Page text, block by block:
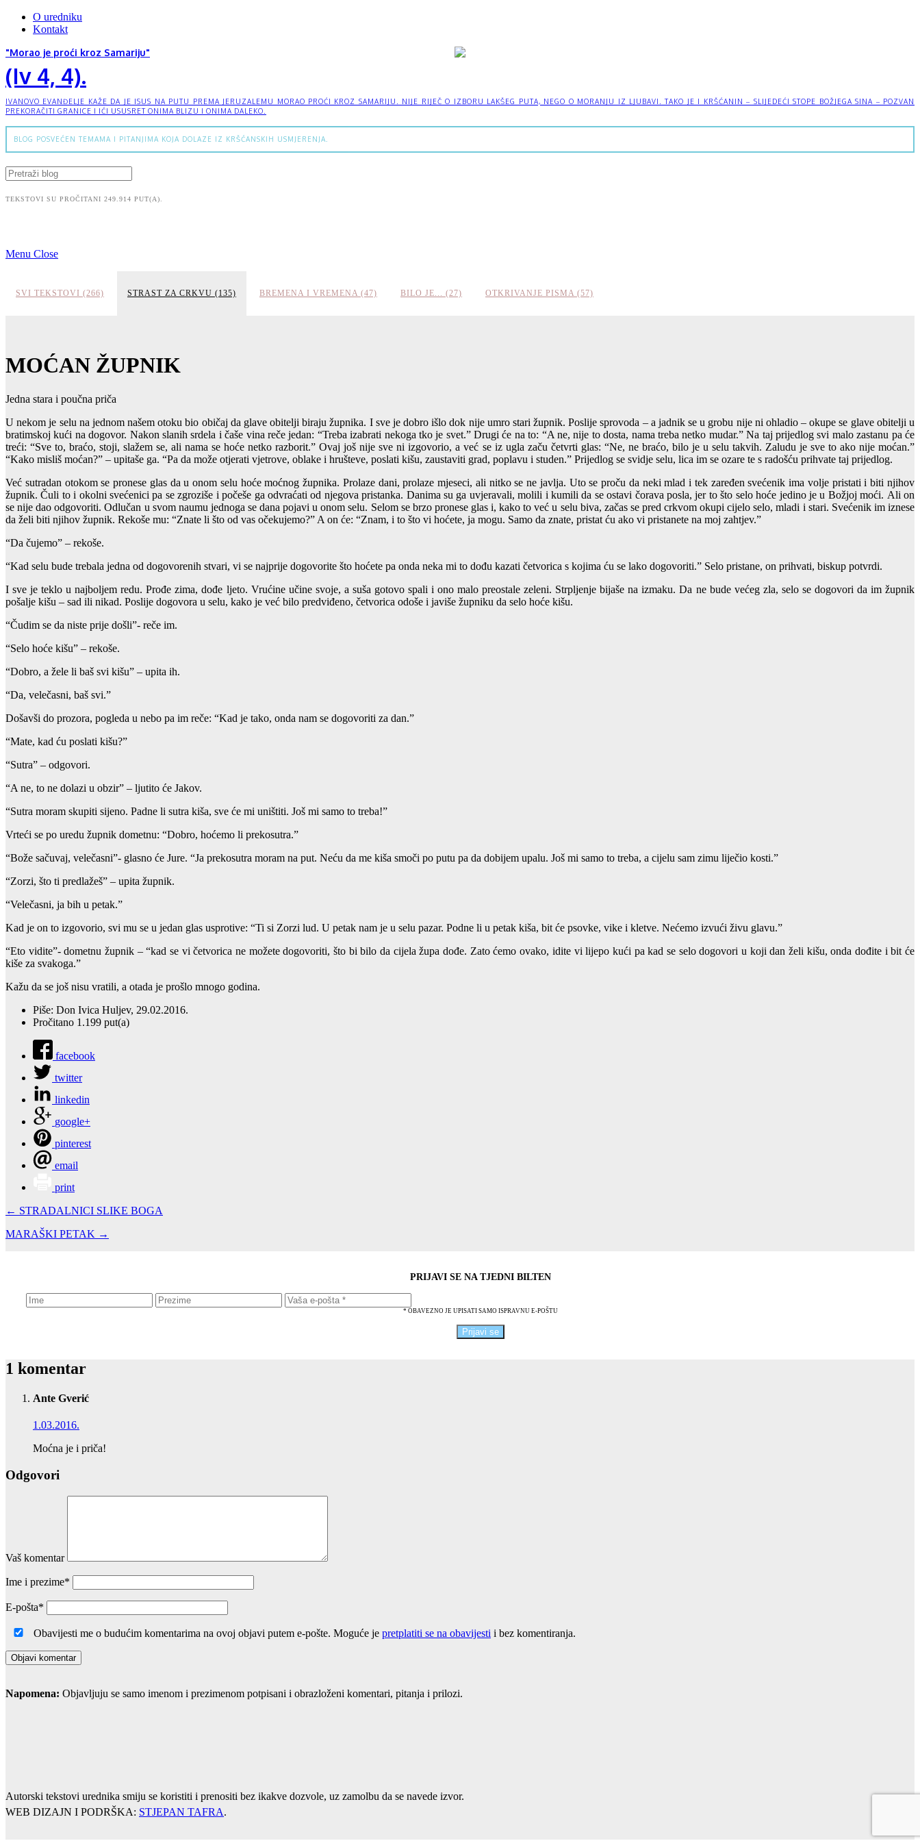
O uredniku
Kontakt
"Morao je proći kroz Samariju"
(Iv 4, 4).
IVANOVO EVANĐELJE KAŽE DA JE ISUS NA PUTU PREMA JERUZALEMU MORAO PROĆI KROZ SAMARIJU. NIJE RIJEČ O IZBORU LAKŠEG PUTA, NEGO O MORANJU IZ LJUBAVI. TAKO JE I KRŠĆANIN – SLIJEDEĆI STOPE BOŽJEGA SINA – POZVAN
PREKORAČITI GRANICE I IĆI USUSRET ONIMA BLIZU I ONIMA DALEKO.
BLOG POSVEĆEN TEMAMA I PITANJIMA KOJA DOLAZE IZ KRŠĆANSKIH USMJERENJA.
TEKSTOVI SU PROČITANI 249.914 PUT(A).
Menu Close
SVI TEKSTOVI (266) STRAST ZA CRKVU (135) BREMENA I VREMENA (47) BILO JE... (27) OTKRIVANJE PISMA (57)
MOĆAN ŽUPNIK
Jedna stara i poučna priča
U nekom je selu na jednom našem otoku bio običaj da glave obitelji biraju župnika. I sve je dobro išlo dok nije umro stari župnik. Poslije sprovoda – a jadnik se u grobu nije ni ohladio – okupe se glave obitelji u
bratimskoj kući na dogovor. Nakon slanih srdela i čaše vina reče jedan: “Treba izabrati nekoga tko je svet.” Drugi će na to: “A ne, nije to dosta, nama treba netko mudar.” Na taj prijedlog svi malo zastanu pa će
treći: “Sve to, braćo, stoji, slažem se, ali nama se hoće netko razborit.” Ovaj još nije sve ni izgovorio, a već se iz ugla začu četvrti glas: “Ne, ne braćo, bilo je u selu takvih. Zaludu je sve to ako nije moćan.”
“Kako misliš moćan?” – upitaše ga. “Pa da može otjerati vjetrove, oblake i hrušteve, poslati kišu, zaustaviti grad, poplavu i studen.” Prijedlog se svidje selu, lica im se ozare te s radošću prihvate taj prijedlog.
Već sutradan otokom se pronese glas da u onom selu hoće moćnog župnika. Prolaze dani, prolaze mjeseci, ali nitko se ne javlja. Uto se proču da neki mlad i tek zaređen svećenik ima volje pristati i biti njihov
župnik. Čuli to i okolni svećenici pa se zgroziše i počeše ga odvraćati od njegova pristanka. Danima su ga uvjeravali, molili i kumili da se ostavi čorava posla, jer to što selo hoće jedino je u Božjoj moći. Ali on
se nije dao odgovoriti. Odlučan u svom naumu jednoga se dana pojavi u onom selu. Selom se brzo pronese glas i, kako to već u selu biva, začas se pred crkvom okupi cijelo selo, mladi i stari. Svećenik im iznese
da želi biti njihov župnik. Rekoše mu: “Znate li što od vas očekujemo?” A on će: “Znam, i to što vi hoćete, ja mogu. Samo da znate, pristat ću ako vi pristanete na moj zahtjev.”
“Da čujemo” – rekoše.
“Kad selu bude trebala jedna od dogovorenih stvari, vi se najprije dogovorite što hoćete pa onda neka mi to dođu kazati četvorica s kojima ću se lako dogovoriti.” Selo pristane, on prihvati, biskup potvrdi.
I sve je teklo u najboljem redu. Prođe zima, dođe ljeto. Vrućine učine svoje, a suša gotovo spali i ono malo preostale zeleni. Strpljenje bijaše na izmaku. Da ne bude većeg zla, selo se dogovori da im župnik
pošalje kišu – sad ili nikad. Poslije dogovora u selu, kako je već bilo predviđeno, četvorica odoše i javiše župniku da selo hoće kišu.
“Čudim se da niste prije došli”- reče im.
“Selo hoće kišu” – rekoše.
“Dobro, a žele li baš svi kišu” – upita ih.
“Da, velečasni, baš svi.”
Došavši do prozora, pogleda u nebo pa im reče: “Kad je tako, onda nam se dogovoriti za dan.”
“Mate, kad ću poslati kišu?”
“Sutra” – odgovori.
“A ne, to ne dolazi u obzir” – ljutito će Jakov.
“Sutra moram skupiti sijeno. Padne li sutra kiša, sve će mi uništiti. Još mi samo to treba!”
Vrteći se po uredu župnik dometnu: “Dobro, hoćemo li prekosutra.”
“Bože sačuvaj, velečasni”- glasno će Jure. “Ja prekosutra moram na put. Neću da me kiša smoči po putu pa da dobijem upalu. Još mi samo to treba, a cijelu sam zimu liječio kosti.”
“Zorzi, što ti predlažeš” – upita župnik.
“Velečasni, ja bih u petak.”
Kad je on to izgovorio, svi mu se u jedan glas usprotive: “Ti si Zorzi lud. U petak nam je u selu pazar. Podne li u petak kiša, bit će psovke, vike i kletve. Nećemo izvući živu glavu.”
“Eto vidite”- dometnu župnik – “kad se vi četvorica ne možete dogovoriti, što bi bilo da cijela župa dođe. Zato ćemo ovako, idite vi lijepo kući pa kad se selo dogovori u koji dan želi kišu, onda dođite i bit će
kiše za svakoga.”
Kažu da se još nisu vratili, a otada je prošlo mnogo godina.
Piše: Don Ivica Huljev, 29.02.2016.
Pročitano 1.199 put(a)
facebook
twitter
linkedin
google+
pinterest
email
print
← STRADALNICI SLIKE BOGA
MARAŠKI PETAK →
PRIJAVI SE NA TJEDNI BILTEN
* OBAVEZNO JE UPISATI SAMO ISPRAVNU E-POŠTU
1 komentar
Ante Gverić
1.03.2016.
Moćna je i priča!
Odgovori
Vaš komentar
Ime i prezime*
E-pošta*
Obavijesti me o budućim komentarima na ovoj objavi putem e-pošte. Moguće je pretplatiti se na obavijesti i bez komentiranja.
Napomena: Objavljuju se samo imenom i prezimenom potpisani i obrazloženi komentari, pitanja i prilozi.
Autorski tekstovi urednika smiju se koristiti i prenositi bez ikakve dozvole, uz zamolbu da se navede izvor.
WEB DIZAJN I PODRŠKA: STJEPAN TAFRA.